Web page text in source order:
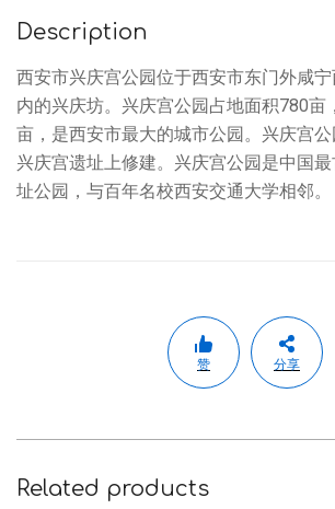
Description
西安市兴庆宫公园位于西安市东门外咸
内的兴庆坊。兴庆宫公园占地面积780亩
亩，是西安市最大的城市公园。兴庆宫
兴庆宫遗址上修建。兴庆宫公园是中国
址公园，与百年名校西安交通大学相邻。
赞 分享
Related products